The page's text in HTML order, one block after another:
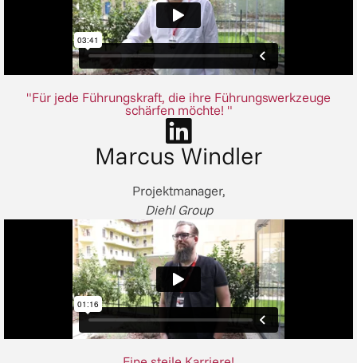
"Für jede Führungskraft, die ihre Führungswerkzeuge
schärfen möchte! "
Marcus Windler
Projektmanager,
Diehl Group